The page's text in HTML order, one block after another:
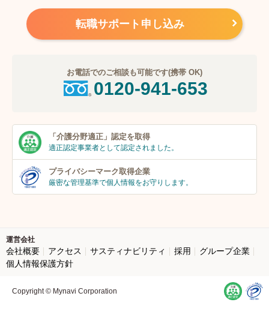
転職サポート申し込み
お電話でのご相談も可能です(携帯 OK)
0120-941-653
「介護分野適正」 認定を取得
適正認定事業者として認定されました。
プライバシーマーク取得企業
厳密な管理基準で個人情報をお守りします。
運営会社
会社概要 アクセス サスティナビリティ 採用
グループ企業
個人情報保護方針
Copyright © Mynavi Corporation